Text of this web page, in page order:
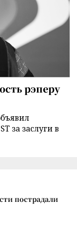
рэперу
за заслуги в
пострадали